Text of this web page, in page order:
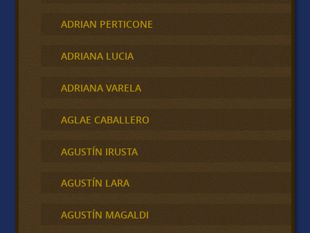
ADRIAN PERTICONE
ADRIANA LUCIA
ADRIANA VARELA
AGLAE CABALLERO
AGUSTÍN IRUSTA
AGUSTÍN LARA
AGUSTÍN MAGALDI